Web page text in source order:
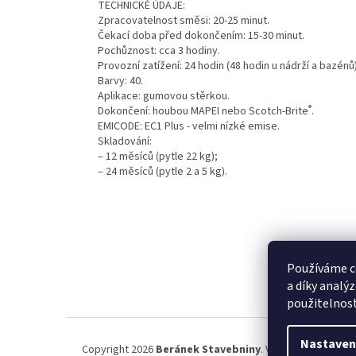
Používáme
a díky
TECHNICKÉ ÚDAJE:
Zpracovatelnost směsi: 20-25 minut.
Čekací doba před dokončením: 15-30 minut.
Pochůznost: cca 3 hodiny.
Provozní zatížení: 24 hodin (48 hodin u nádrží a
Barvy: 40.
Aplikace: gumovou stěrkou.
Dokončení: houbou MAPEI nebo Scotch-Brite®.
EMICODE: EC1 Plus - velmi nízké emise.
Skladování:
– 12 měsíců (pytle 22 kg);
– 24 měsíců (pytle 2 a 5 kg).
Copyright 2026 Beránek Stavebniny. Všechna práva